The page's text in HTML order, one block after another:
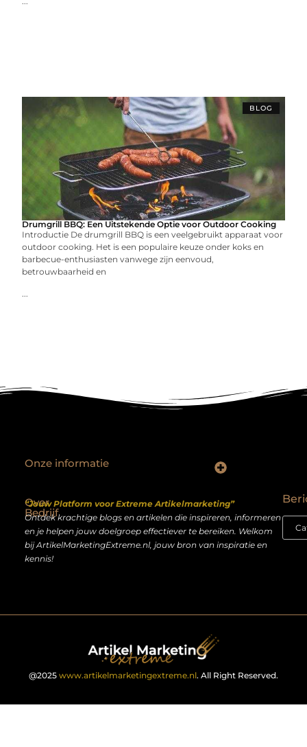
BLOG
Drumgrill BBQ: Een Uitstekende Optie voor Outdoor Cooking
Introductie De drumgrill BBQ is een veelgebruikt apparaat voor
outdoor cooking. Het is een populaire keuze onder koks en
barbecue-enthusiasten vanwege zijn eenvoud,
betrouwbaarheid en
...
Over
Bedrijf
“Jouw Platform voor Extreme Artikelmarketing”
Ontdek krachtige blogs en artikelen die inspireren, informeren
en je helpen jouw doelgroep effectiever te bereiken. Welkom
bij ArtikelMarketingExtreme.nl, jouw bron van inspiratie en
kennis!
Onze informatie
@2025 www.artikelmarketingextreme.nl. All Right Reserved.